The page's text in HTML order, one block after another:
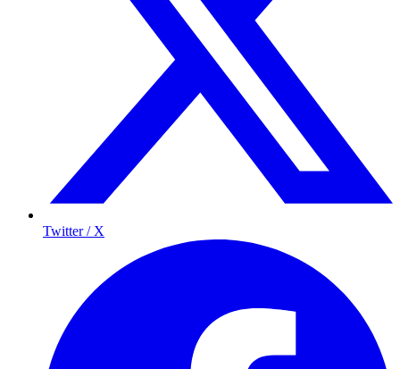
Twitter / X